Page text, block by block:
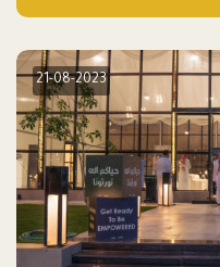
21-08-2023